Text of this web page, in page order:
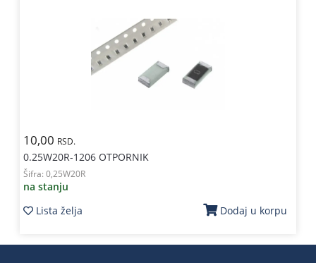
10,00 RSD.
0.25W20R-1206 OTPORNIK
Šifra: 0,25W20R
na stanju
Lista želja
Dodaj u korpu